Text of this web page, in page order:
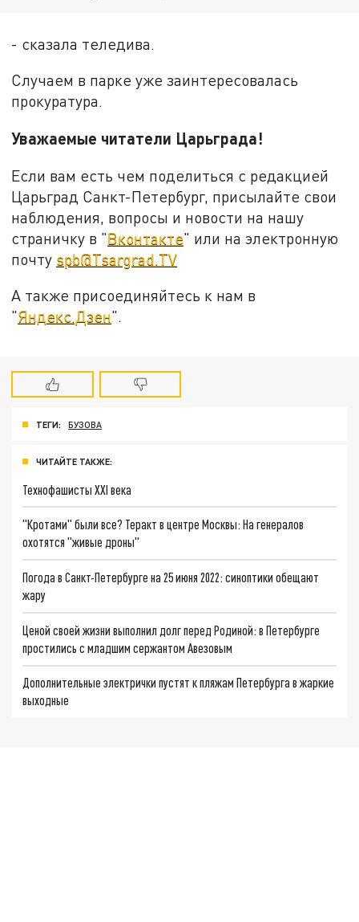
- сказала теледива.
Случаем в парке уже заинтересовалась
прокуратура.
Уважаемые читатели Царьграда!
Если вам есть чем поделиться с редакцией
Царьград Санкт-Петербург, присылайте свои
наблюдения, вопросы и новости на нашу
страничку в "Вконтакте" или на электронную
почту spb@Tsargrad.TV
А также присоединяйтесь к нам в
"Яндекс.Дзен".
ТЕГИ: БУЗОВА
ЧИТАЙТЕ ТАКЖЕ:
Технофашисты XXI века
"Кротами" были все? Теракт в центре Москвы: На генералов
охотятся "живые дроны"
Погода в Санкт-Петербурге на 25 июня 2022: синоптики обещают
жару
Ценой своей жизни выполнил долг перед Родиной: в Петербурге
простились с младшим сержантом Авезовым
Дополнительные электрички пустят к пляжам Петербурга в жаркие
выходные